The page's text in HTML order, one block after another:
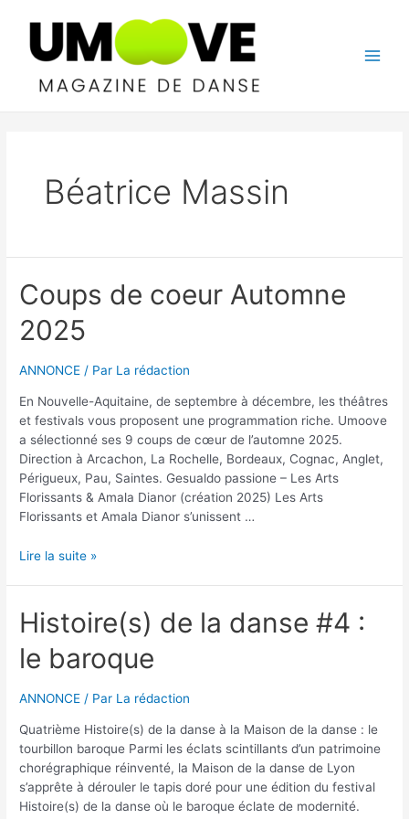
contenu
Béatrice Massin
Coups de coeur Automne
2025
ANNONCE / Par La rédaction
En Nouvelle-Aquitaine, de septembre à décembre, les théâtres
et festivals vous proposent une programmation riche. Umoove
a sélectionné ses 9 coups de cœur de l’automne 2025.
Direction à Arcachon, La Rochelle, Bordeaux, Cognac, Anglet,
Périgueux, Pau, Saintes. Gesualdo passione – Les Arts
Florissants & Amala Dianor (création 2025) Les Arts
Florissants et Amala Dianor s’unissent …
Coups
Automne
2025
Lire la suite »
Histoire(s) de la danse #4 :
le baroque
ANNONCE / Par La rédaction
Quatrième Histoire(s) de la danse à la Maison de la danse : le
tourbillon baroque Parmi les éclats scintillants d’un patrimoine
chorégraphique réinventé, la Maison de la danse de Lyon
s’apprête à dérouler le tapis doré pour une édition du festival
Histoire(s) de la danse où le baroque éclate de modernité.